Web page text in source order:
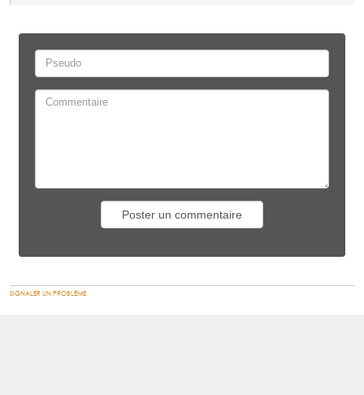
SIGNALER UN PROBLÈME